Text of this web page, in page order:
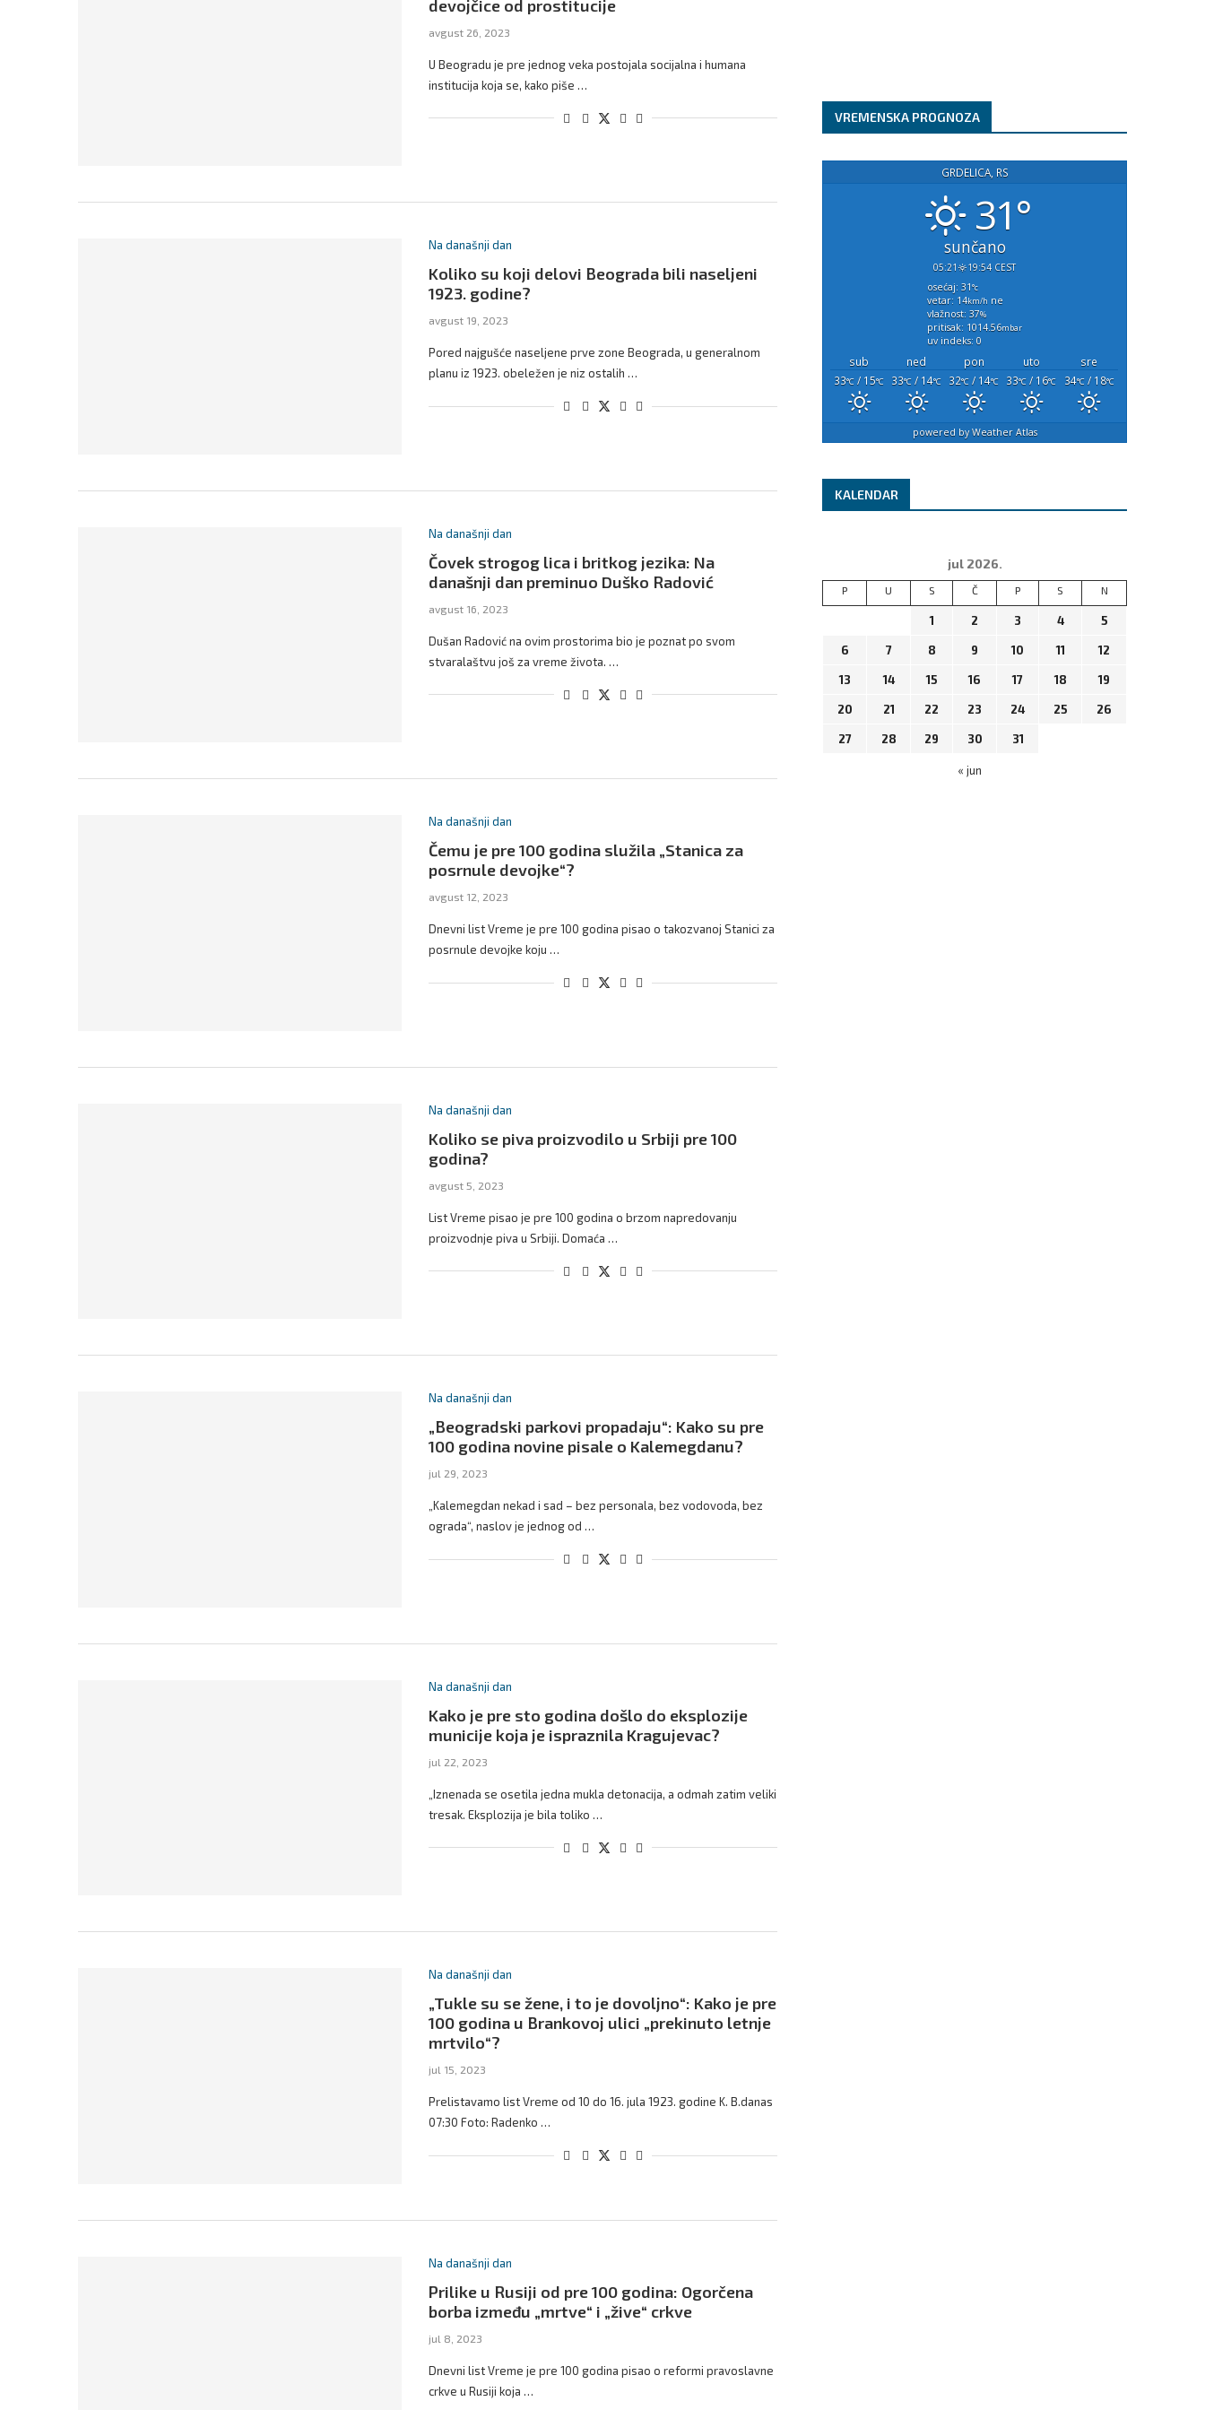
devojčice od prostitucije
avgust 26, 2023
U Beogradu je pre jednog veka postojala socijalna i humana
institucija koja se, kako piše …
Na današnji dan
Koliko su koji delovi Beograda bili naseljeni
1923. godine?
avgust 19, 2023
Pored najgušće naseljene prve zone Beograda, u generalnom
planu iz 1923. obeležen je niz ostalih …
Na današnji dan
Čovek strogog lica i britkog jezika: Na
današnji dan preminuo Duško Radović
avgust 16, 2023
Dušan Radović na ovim prostorima bio je poznat po svom
stvaralaštvu još za vreme života. …
Na današnji dan
Čemu je pre 100 godina služila „Stanica za
posrnule devojke“?
avgust 12, 2023
Dnevni list Vreme je pre 100 godina pisao o takozvanoj Stanici za
posrnule devojke koju …
Na današnji dan
Koliko se piva proizvodilo u Srbiji pre 100
godina?
avgust 5, 2023
List Vreme pisao je pre 100 godina o brzom napredovanju
proizvodnje piva u Srbiji. Domaća …
Na današnji dan
„Beogradski parkovi propadaju“: Kako su pre
100 godina novine pisale o Kalemegdanu?
jul 29, 2023
„Kalemegdan nekad i sad – bez personala, bez vodovoda, bez
ograda“, naslov je jednog od …
Na današnji dan
Kako je pre sto godina došlo do eksplozije
municije koja je ispraznila Kragujevac?
jul 22, 2023
„Iznenada se osetila jedna mukla detonacija, a odmah zatim veliki
tresak. Eksplozija je bila toliko …
Na današnji dan
„Tukle su se žene, i to je dovoljno“: Kako je pre
100 godina u Brankovoj ulici „prekinuto letnje
mrtvilo“?
jul 15, 2023
Prelistavamo list Vreme od 10 do 16. jula 1923. godine K. B.danas
07:30 Foto: Radenko …
Na današnji dan
Prilike u Rusiji od pre 100 godina: Ogorčena
borba između „mrtve“ i „žive“ crkve
jul 8, 2023
Dnevni list Vreme je pre 100 godina pisao o reformi pravoslavne
crkve u Rusiji koja …
VREMENSKA PROGNOZA
GRDELICA, RS
31°
sunčano
05:21
19:54 CEST
osećaj: 31°c
vetar: 14km/h ne
vlažnost: 37%
pritisak: 1014.56mbar
uv indeks: 0
sub ned pon uto
sre
33°C / 15°C 33°C / 14°C 32°C / 14°C 33°C / 16°C 34°C/ 18°C
powered byWeather Atlas
KALENDAR
jul 2026.
P U S Č P S N
1 2 3 4 5
6 7 8 9 10 11 12
13 14 15 16 17 18 19
20 21 22 23 24 25 26
27 28 29 30 31
« jun